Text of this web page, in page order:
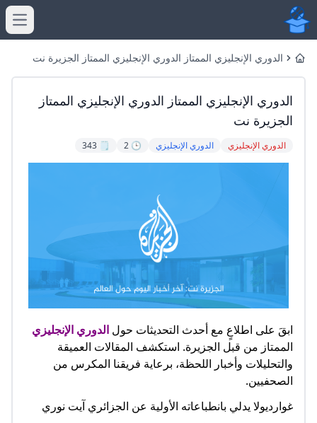
Homeالدوري الإنجليزي الممتاز الدوري الإنجليزي الممتاز الجزيرة نت
الدوري الإنجليزي الممتاز الدوري الإنجليزي الممتاز
الجزيرة نت
الدوري الإنجليزي الدوري الإنجليزي 🕒 2
🗒️ 343
ابقَ على اطلاعٍ مع أحدث التحديثات حول الدوري الإنجليزي
الممتاز من قبل الجزيرة. استكشف المقالات العميقة
والتحليلات وأخبار اللحظة، برعاية فريقنا المكرس من
الصحفيين.
غوارديولا يدلي بانطباعاته الأولية عن الجزائري آيت نوري